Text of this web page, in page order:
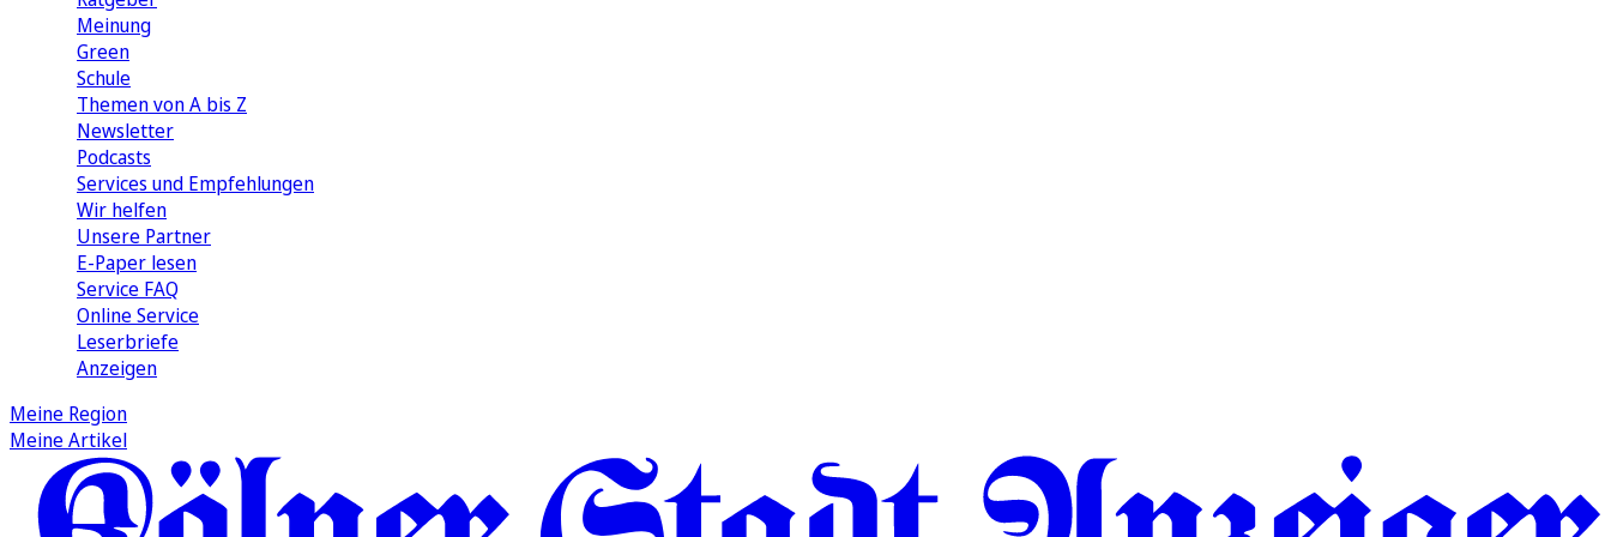
Meinung
Green
Schule
Themen von A bis Z
Newsletter
Podcasts
Services und Empfehlungen
Wir helfen
Unsere Partner
E-Paper lesen
Service FAQ
Online Service
Leserbriefe
Anzeigen
Meine Region
Meine Artikel